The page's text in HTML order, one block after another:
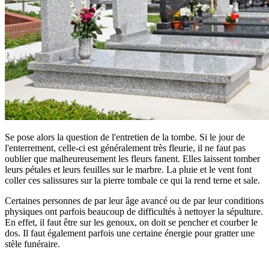
Se pose alors la question de l'entretien de la tombe. Si le jour de
l'enterrement, celle-ci est généralement très fleurie, il ne faut pas
oublier que malheureusement les fleurs fanent. Elles laissent tomber
leurs pétales et leurs feuilles sur le marbre. La pluie et le vent font
coller ces salissures sur la pierre tombale ce qui la rend terne et sale.
Certaines personnes de par leur âge avancé ou de par leur conditions
physiques ont parfois beaucoup de difficultés à nettoyer la sépulture.
En effet, il faut être sur les genoux, on doit se pencher et courber le
dos. Il faut également parfois une certaine énergie pour gratter une
stèle funéraire.